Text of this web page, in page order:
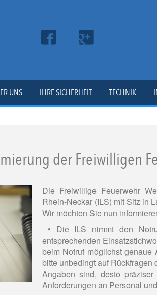
UNS IHRE SICHERHEIT TECHNIK
der Freiwilligen
Die Freiwillige Feuerwehr
Rhein-Neckar (ILS) mit Sitz in
Wir möchten Sie nun
• Die ILS nimmt den
entsprechenden
beim Notruf möglichst
bitte unbedingt auf
Angaben sind, desto
Anforderungen an Personal